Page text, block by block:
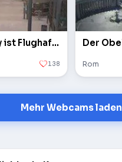
Die Lobby ist Flughafen Köln / Bonn
138 Rom
Mehr Webcams laden